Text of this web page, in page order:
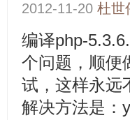
2012-11-20 杜世
编译php-
个问题，顺便
试，这样永远
解决方法是：